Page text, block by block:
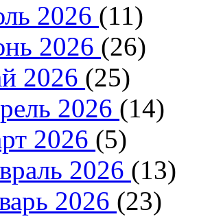
2026 (11)
2026 (26)
2026 (25)
2026 (14)
2026 (5)
2026 (13)
2026 (23)